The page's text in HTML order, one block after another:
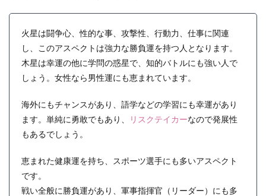
火星は闘争心、性的な事、攻撃性、行動力、仕事に関連
し、このアスペクトは強力な勝負運を持つ人となります。
木星は幸運の他に学問の惑星で、知的バトルにも強い人で
しょう。女性なら男性運にも恵まれています。
海外にもチャンスがあり、語学などの学習にも幸運があり
ます。単純に勇敢でもあり、
リスクテイカーなので発展性
もあるでしょう。
恵まれた健康運を持ち、スポーツ選手にも多いアスペクト
です。
戦い全般に勝負運があり、軍事指揮官（リーダー）にも多